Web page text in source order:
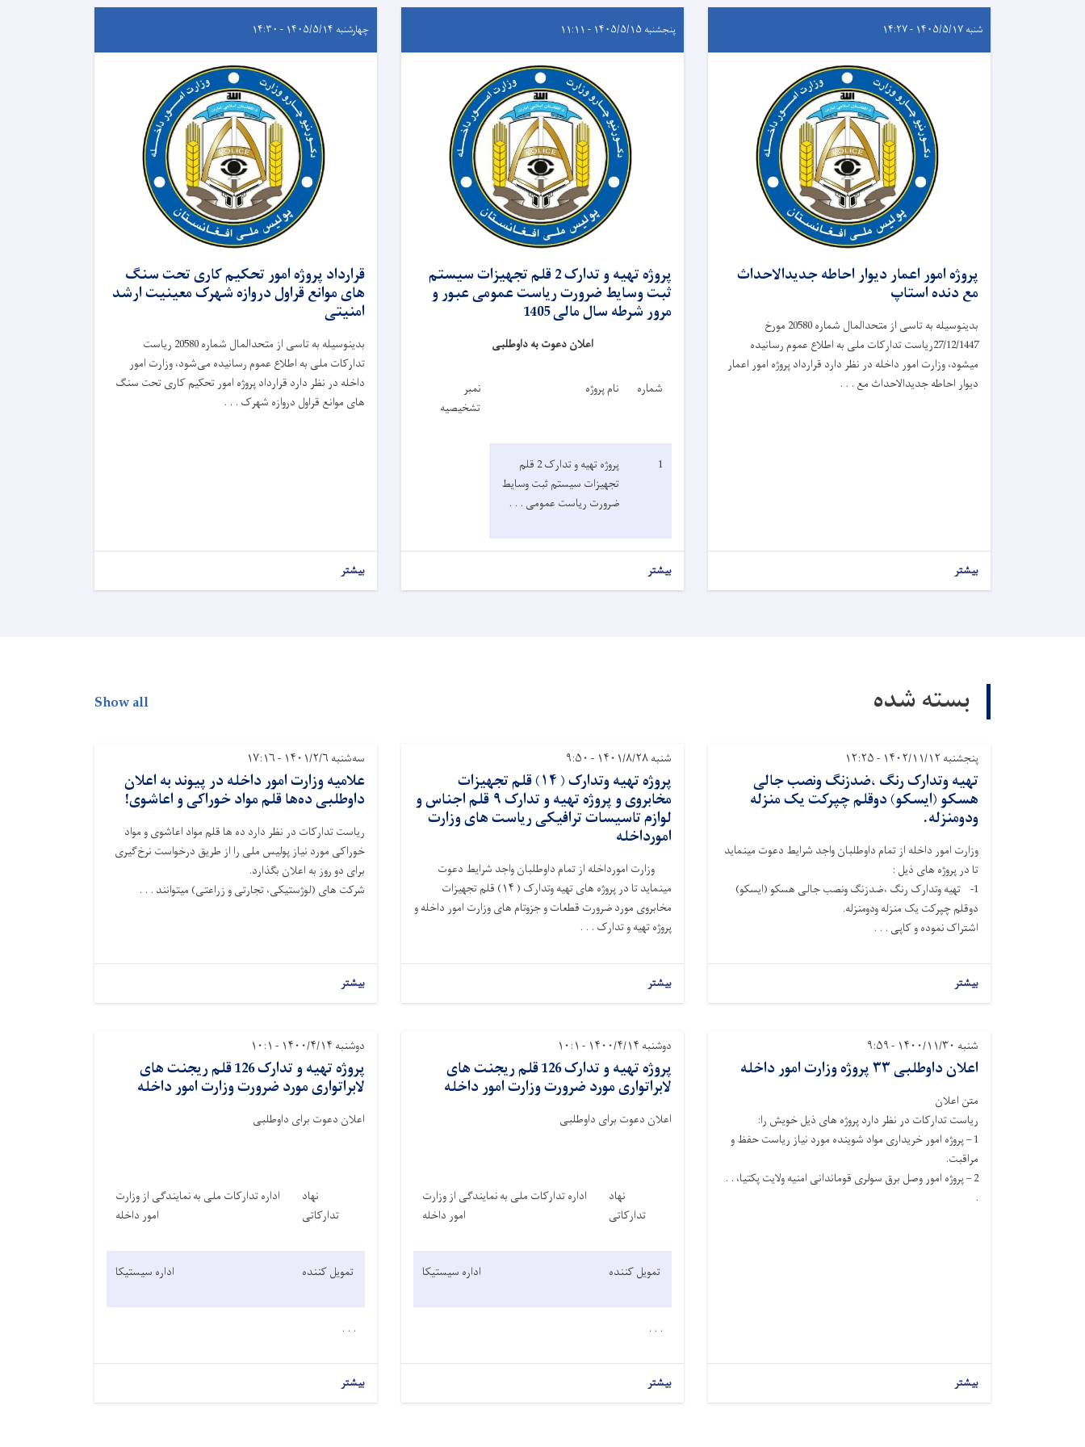
شنبه ۱۴۰۵/۵/۱۷ - ۱۴:۲۷
پروژه امور اعمار دیوار احاطه جدیدالاحداث
مع دنده استاپ
بدینوسیله به تاسی از متحدالمال شماره 20580 مورخ
27/12/1447ریاست تدارکات ملی به اطلاع عموم رسانیده
میشود، وزارت امور داخله در نظر دارد قرارداد پروژه امور اعمار
دیوار احاطه جدیدالاحداث مع . . .
بیشتر
پنجشنبه ۱۴۰۵/۵/۱۵ - ۱۱:۱۱
پروژه تهیه و تدارک 2 قلم تجهیزات سیستم
ثبت وسایط ضرورت ریاست عمومی عبور و
مرور شرطه سال مالی 1405
اعلان دعوت به داوطلبی
شماره نام پروژه
نمبر
تشخیصیه
1
پروژه تهیه و تدارک 2 قلم
تجهیزات سیستم ثبت وسایط
ضرورت ریاست عمومی . . .
بیشتر
چهارشنبه ۱۴۰۵/۵/۱۴ - ۱۴:۳۰
قرارداد پروژه امور تحکیم کاری تحت سنگ
های موانع قراول دروازه شهرک معینیت ارشد
امنیتی
بدینوسیله به تاسی از متحدالمال شماره 20580 ریاست
تدارکات ملی به اطلاع عموم رسانیده می‌شود، وزارت امور
داخله در نظر دارد قرارداد پروژه امور تحکیم کاری تحت سنگ
های موانع قراول دروازه شهرک . . .
بیشتر
بسته شده Show all
پنجشنبه ۱۴۰۲/۱۱/۱۲ - ۱۲:۲۵
تهیه وتدارک رنگ ،ضدزنگ ونصب جالی
هسکو (ایسکو) دوقلم چپرکت یک منزله
ودومنزله.
وزارت امور داخله از تمام داوطلبان واجد شرایط دعوت مینماید
تا در پروژه های ذیل :
1- تهیه وتدارک رنگ ،ضدزنگ ونصب جالی هسکو (ایسکو)
دوقلم چپرکت یک منزله ودومنزله.
اشتراک نموده و کاپی . . .
بیشتر
شنبه ۱۴۰۱/۸/۲۸ - ۹:۵۰
پروژه تهیه وتدارک ( ۱۴) قلم تجهیزات
مخابروی و پروژه تهیه و تدارک ۹ قلم اجناس و
لوازم تاسیسات ترافیکی ریاست های وزارت
امورداخله
وزارت امورداخله از تمام داوطلبان واجد شرایط دعوت
مینماید تا در پروژه های تهیه وتدارک ( ۱۴) قلم تجهیزات
مخابروی مورد ضرورت قطعات و جزوتام های وزارت امور داخله و
پروژه تهیه و تدارک . . .
بیشتر
سه‌شنبه ۱۴۰۱/۲/۶ - ۱۷:۱۶
علامیه وزارت امور داخله در پیوند به اعلان
داوطلبی ده‌ها قلم مواد خوراکی و اعاشوی!
ریاست تدارکات در نظر دارد ده ها قلم مواد اعاشوی و مواد
خوراکی مورد نیاز پولیس ملی را از طریق درخواست نرخ‌گیری
برای دو روز به اعلان بگذارد.
شرکت های (لوژستیکی، تجارتی و زراعتی) میتوانند . . .
بیشتر
شنبه ۱۴۰۰/۱۱/۳۰ - ۹:۵۹
اعلان داوطلبی ۳۳ پروژه وزارت امور داخله
متن اعلان
ریاست تدارکات در نظر دارد پروژه های ذیل خویش را:
1 – پروژه امور خریداری مواد شوینده مورد نیاز ریاست حفظ و
مراقبت.
2 – پروژه امور وصل برق سولری قوماندانی امنیه ولایت پکتیا، . .
.
بیشتر
دوشنبه ۱۴۰۰/۴/۱۴ - ۱۰:۱
پروژه تهیه و تدارک 126 قلم ریجنت های
لابراتواری مورد ضرورت وزارت امور داخله
اعلان دعوت برای داوطلبی
نهاد
تدارکاتی
اداره تدارکات ملی به نمایندگی از وزارت
امور داخله
تمویل کننده اداره سیستیکا
. . .
بیشتر
دوشنبه ۱۴۰۰/۴/۱۴ - ۱۰:۱
پروژه تهیه و تدارک 126 قلم ریجنت های
لابراتواری مورد ضرورت وزارت امور داخله
اعلان دعوت برای داوطلبی
نهاد
تدارکاتی
اداره تدارکات ملی به نمایندگی از وزارت
امور داخله
تمویل کننده اداره سیستیکا
. . .
بیشتر